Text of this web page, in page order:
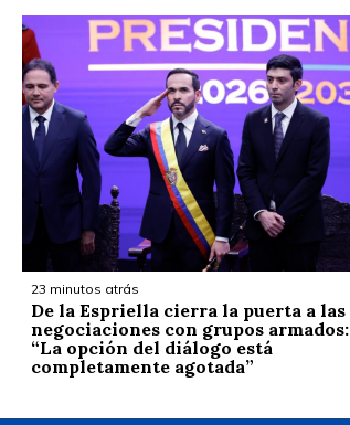
23 minutos atrás
De la Espriella cierra la puerta a las
negociaciones con grupos armados:
“La opción del diálogo está
completamente agotada”